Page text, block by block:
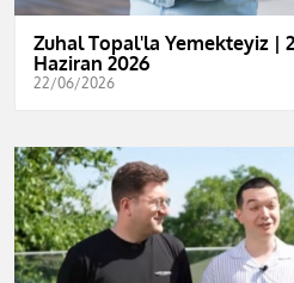
Zuhal Topal'la Yemekteyiz |
Haziran 2026
22/06/2026